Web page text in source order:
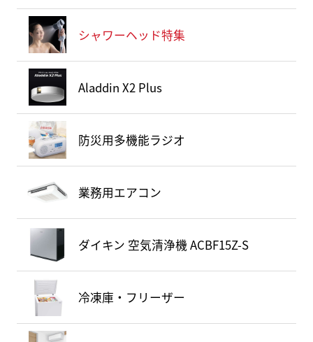
シャワーヘッド特集
Aladdin X2 Plus
防災用多機能ラジオ
業務用エアコン
ダイキン 空気清浄機 ACBF15Z-S
冷凍庫・フリーザー